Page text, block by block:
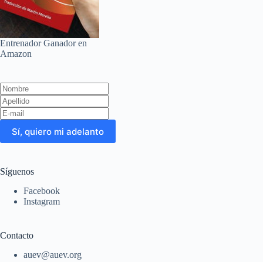
Entrenador Ganador en
Amazon
Leave
this
field
blank
Sí, quiero mi adelanto
Síguenos
Facebook
Instagram
Contacto
auev@auev.org